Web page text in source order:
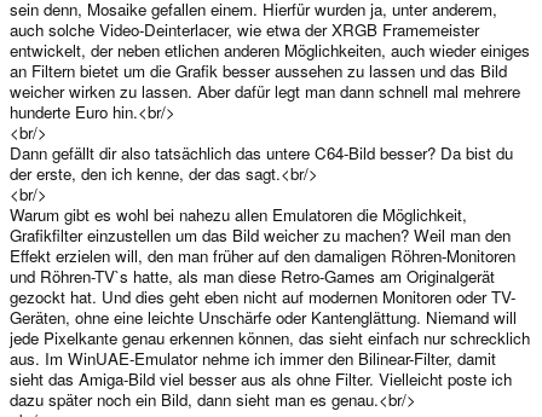
sein denn, Mosaike gefallen einem. Hierfür wurden ja, unter anderem,
auch solche Video-Deinterlacer, wie etwa der XRGB Framemeister
entwickelt, der neben etlichen anderen Möglichkeiten, auch wieder einiges
an Filtern bietet um die Grafik besser aussehen zu lassen und das Bild
weicher wirken zu lassen. Aber dafür legt man dann schnell mal mehrere
hunderte Euro hin.<br/>
<br/>
Dann gefällt dir also tatsächlich das untere C64-Bild besser? Da bist du
der erste, den ich kenne, der das sagt.<br/>
<br/>
Warum gibt es wohl bei nahezu allen Emulatoren die Möglichkeit,
Grafikfilter einzustellen um das Bild weicher zu machen? Weil man den
Effekt erzielen will, den man früher auf den damaligen Röhren-Monitoren
und Röhren-TV`s hatte, als man diese Retro-Games am Originalgerät
gezockt hat. Und dies geht eben nicht auf modernen Monitoren oder TV-
Geräten, ohne eine leichte Unschärfe oder Kantenglättung. Niemand will
jede Pixelkante genau erkennen können, das sieht einfach nur schrecklich
aus. Im WinUAE-Emulator nehme ich immer den Bilinear-Filter, damit
sieht das Amiga-Bild viel besser aus als ohne Filter. Vielleicht poste ich
dazu später noch ein Bild, dann sieht man es genau.<br/>